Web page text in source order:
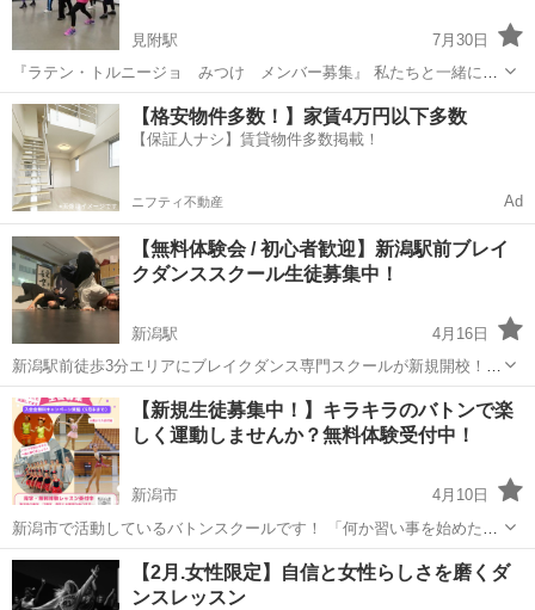
見附駅
7月30日
『ラテン・トルニージョ みつけ メンバー募集』 私たちと一緒に、
ラテン音楽(マンボ・サルサ・サンバ等)のリズムに合わせて体を動かし
てみませんか? 講師の指導のもと、はじめての方でも簡単にできる内
容になっていますので、...
新潟 見附市 見附駅 サルサダンス ペアダンス
【格安物件多数！】家賃4万円以下多数
【保証人ナシ】賃貸物件多数掲載！
ニフティ不動産 Ad
【無料体験会 / 初心者歓迎】新潟駅前ブレイ
クダンススクール生徒募集中！
新潟駅
4月16日
新潟駅前徒歩3分エリアにブレイクダンス専門スクールが新規開校！
【無料体験会開催中！】 時間：毎週金曜日19:00～21:00 場所：駅前代
ゼミ隣 大興ビル5F STUDIO117 パリオリンピックにて正式種目と...
新潟 新潟市 新潟駅 ブレイクダンス
【新規生徒募集中！】キラキラのバトンで楽
しく運動しませんか？無料体験受付中！
新潟市
4月10日
新潟市で活動しているバトンスクールです！ 「何か習い事を始めた
い」「可愛い衣装で踊ってみたい」そんなお子様にぴったりです。 バ
トンは、リズム感や柔軟性だけでなく、集中力や美しい姿勢も身につ
く素敵なスポーツです。 現在、...
新潟 新潟市 その他 バトン
【2月.女性限定】自信と女性らしさを磨くダ
ンスレッスン